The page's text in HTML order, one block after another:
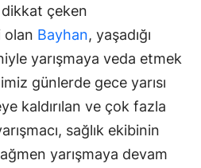
çeken
olan Bayhan, yaşadığı
yarışmaya veda etmek
günlerde gece yarısı
kaldırılan ve çok fazla
sağlık ekibinin
yarışmaya devam